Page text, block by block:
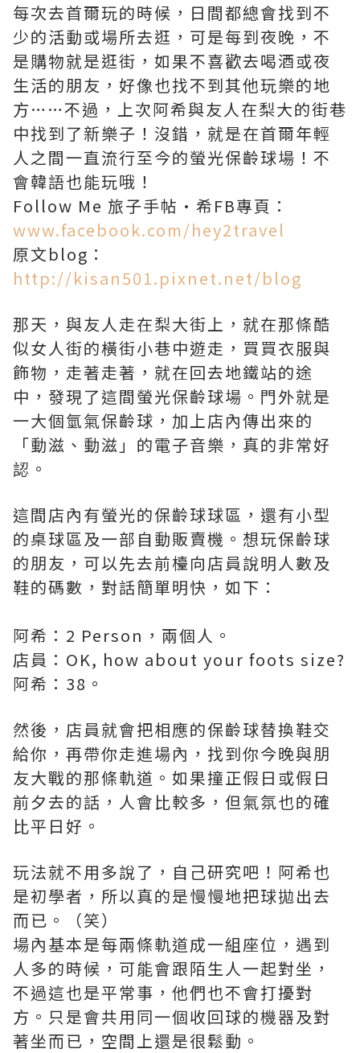
每次去首爾玩的時候，日間都總會找到不
少的活動或場所去逛，可是每到夜晚，不
是購物就是逛街，如果不喜歡去喝酒或夜
生活的朋友，好像也找不到其他玩樂的地
方……不過，上次阿希與友人在梨大的街巷
中找到了新樂子！沒錯，就是在首爾年輕
人之間一直流行至今的螢光保齡球場！不
會韓語也能玩哦！
Follow Me 旅子手帖·希FB專頁：
www.facebook.com/hey2travel
原文blog：
http://kisan501.pixnet.net/blog
那天，與友人走在梨大街上，就在那條酷
似女人街的橫街小巷中遊走，買買衣服與
飾物，走著走著，就在回去地鐵站的途
中，發現了這間螢光保齡球場。門外就是
一大個氫氣保齡球，加上店內傳出來的
「動滋、動滋」的電子音樂，真的非常好
認。
這間店內有螢光的保齡球球區，還有小型
的桌球區及一部自動販賣機。想玩保齡球
的朋友，可以先去前檯向店員說明人數及
鞋的碼數，對話簡單明快，如下：
阿希：2 Person，兩個人。
店員：OK, how about your foots size?
阿希：38。
然後，店員就會把相應的保齡球替換鞋交
給你，再帶你走進場內，找到你今晚與朋
友大戰的那條軌道。如果撞正假日或假日
前夕去的話，人會比較多，但氣氛也的確
比平日好。
玩法就不用多說了，自己研究吧！阿希也
是初學者，所以真的是慢慢地把球拋出去
而已。（笑）
場內基本是每兩條軌道成一組座位，遇到
人多的時候，可能會跟陌生人一起對坐，
不過這也是平常事，他們也不會打擾對
方。只是會共用同一個收回球的機器及對
著坐而已，空間上還是很鬆動。